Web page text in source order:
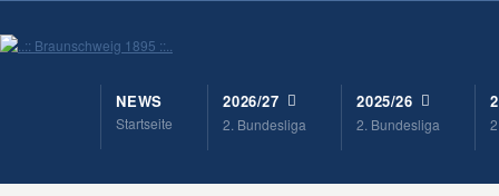
NEWS
Startseite
2026/27
2. Bundesliga
2025/26
2. Bundesliga